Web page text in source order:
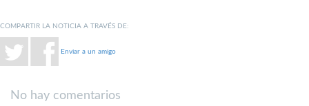
COMPARTIR LA NOTICIA A TRAVÉS DE:
Enviar a un amigo
No hay comentarios